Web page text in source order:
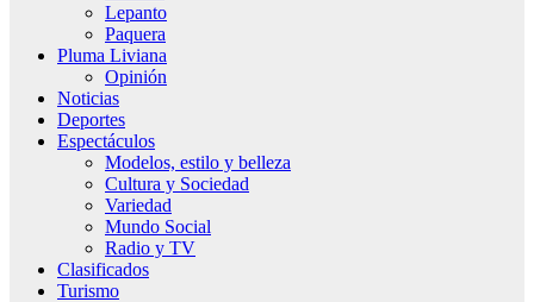
Lepanto
Paquera
Pluma Liviana
Opinión
Noticias
Deportes
Espectáculos
Modelos, estilo y belleza
Cultura y Sociedad
Variedad
Mundo Social
Radio y TV
Clasificados
Turismo